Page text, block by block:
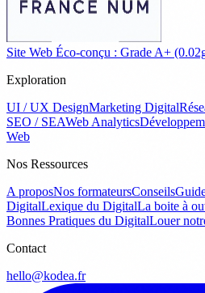
Site Web Éco-conçu : Grade A+
Exploration
UI / UX DesignMarketing Digital
SEO / SEAWeb Analytics
Web
Nos Ressources
A proposNos formateursConseils
DigitalLexique du DigitalLa boite à
Bonnes Pratiques du DigitalLouer
Contact
hello@kodea.fr